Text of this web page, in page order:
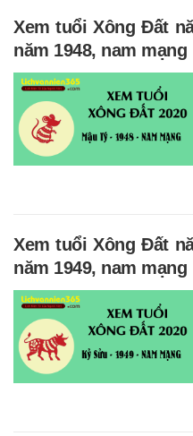
Xem tuổi Xông Đất
năm 1948, nam mạng
Xem tuổi Xông Đất
năm 1949, nam mạng